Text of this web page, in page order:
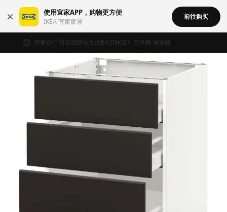
使用宜家APP，购物更方便
IKEA 宜家家居
前往购买
宜家在中国召回部分批次BÄSINGEN 巴辛根 淋浴椅